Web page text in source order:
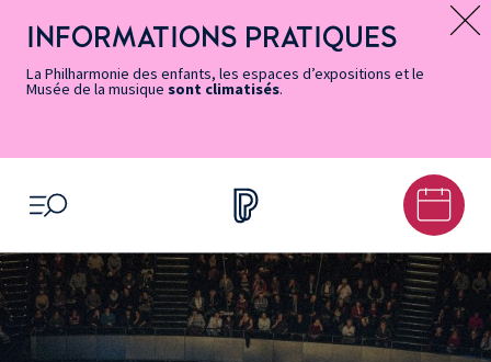
page
Accessibilité
accès
rapides
principal
contenu
principal
page
Message d’information
INFORMATIONS PRATIQUES
La Philharmonie des enfants, les espaces d’expositions et le
Musée de la musique sont climatisés.
OUVRIR LE MENU